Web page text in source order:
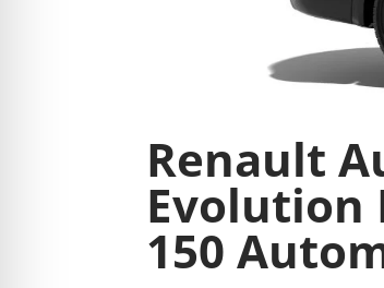
Renault
Evolution
150